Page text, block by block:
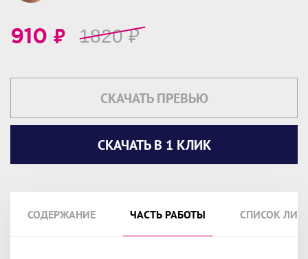
910 ₽ 1820₽
СКАЧАТЬ ПРЕВЬЮ
СКАЧАТЬ В 1 КЛИК
СОДЕРЖАНИЕ ЧАСТЬ РАБОТЫ СПИСОК